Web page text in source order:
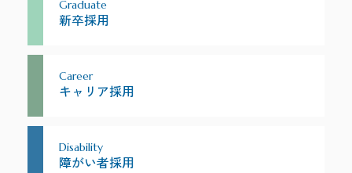
Graduate
新卒採用
Career
キャリア採用
Disability
障がい者採用